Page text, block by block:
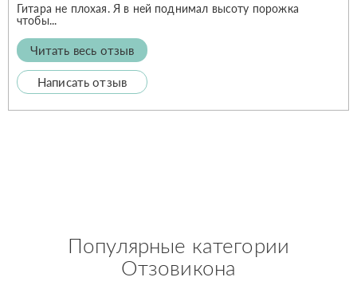
Гитара не плохая. Я в ней поднимал высоту порожка
чтобы...
Читать весь отзыв
Написать отзыв
Популярные категории
Отзовикона